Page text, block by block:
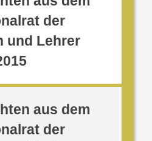
der
und Lehrer
aus dem
der